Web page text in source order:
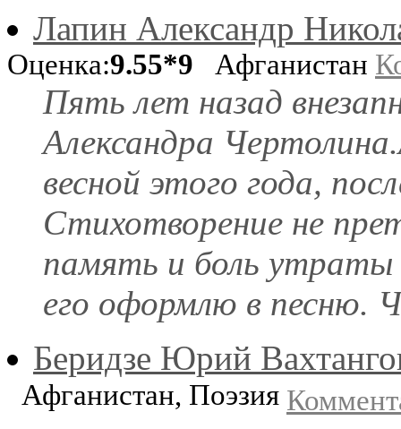
Лапин Александр
Оценка:9.55*9 Афганистан
Пять лет назад
Александра
весной этого года,
Стихотворение не
память и боль утраты
его оформлю в песню.
Беридзе Юрий
Афганистан, Поэзия